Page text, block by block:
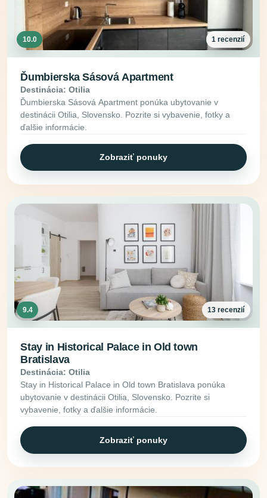
10.0 1 recenzií
Ďumbierska Sásová Apartment
Destinácia: Otilia
Ďumbierska Sásová Apartment ponúka ubytovanie v
destinácii Otilia, Slovensko. Pozrite si vybavenie, fotky a
ďalšie informácie.
Zobraziť ponuky
9.4 13 recenzií
Stay in Historical Palace in Old town
Bratislava
Destinácia: Otilia
Stay in Historical Palace in Old town Bratislava ponúka
ubytovanie v destinácii Otilia, Slovensko. Pozrite si
vybavenie, fotky a ďalšie informácie.
Zobraziť ponuky